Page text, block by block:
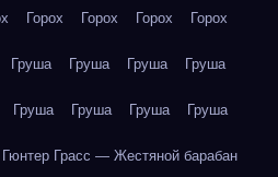
Горох Горох Горох Горох
Груша Груша Груша Груша
Груша Груша Груша Груша
Гюнтер Грасс — Жестяной барабан